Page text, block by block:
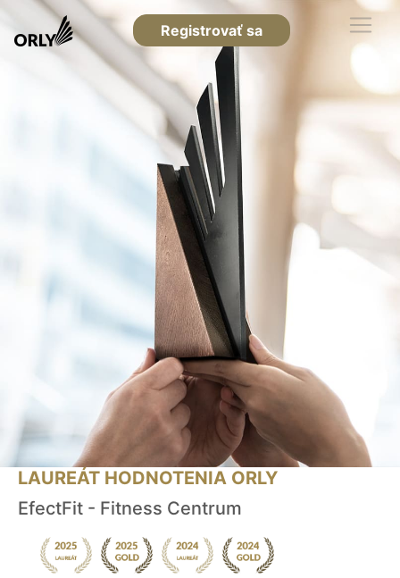
Registrovať sa
LAUREÁT HODNOTENIA ORLY
EfectFit - Fitness Centrum